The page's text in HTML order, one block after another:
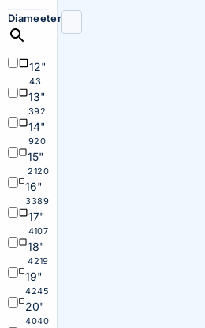
Diameeter
12"
43
13"
392
14"
920
15"
2120
16"
3389
17"
4107
18"
4219
19"
4245
20"
4040